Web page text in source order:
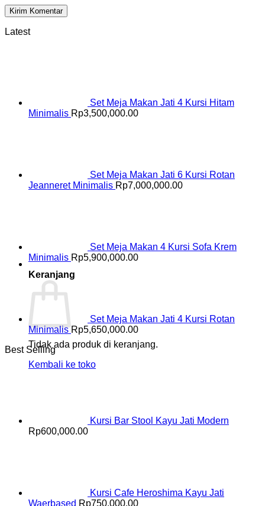
Keranjang
Tidak ada produk di keranjang.
Kembali ke toko
Latest
Set Meja Makan Jati 4 Kursi Hitam
Minimalis Rp3,500,000.00
Set Meja Makan Jati 6 Kursi Rotan
Jeanneret Minimalis Rp7,000,000.00
Set Meja Makan 4 Kursi Sofa Krem
Minimalis Rp5,900,000.00
Set Meja Makan Jati 4 Kursi Rotan
Minimalis Rp5,650,000.00
Best Selling
Kursi Bar Stool Kayu Jati Modern
Rp600,000.00
Kursi Cafe Heroshima Kayu Jati
Waerbased Rp750,000.00